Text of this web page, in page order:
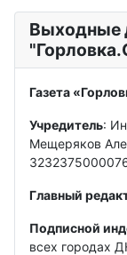
Выходные
Газета
Учредитель:
Мещеряков
Главный
Подписной
всех городах